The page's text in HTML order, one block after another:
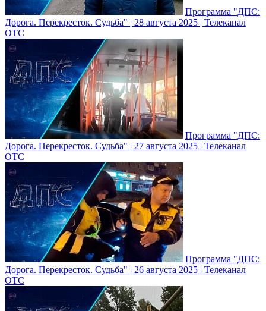
Программа "ДПС:
Дорога. Перекресток. Судьба" | 28 августа 2025 | Телеканал
ОТС
Программа "ДПС:
Дорога. Перекресток. Судьба" | 27 августа 2025 | Телеканал
ОТС
Программа "ДПС:
Дорога. Перекресток. Судьба" | 26 августа 2025 | Телеканал
ОТС